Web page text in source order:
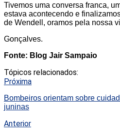
Tivemos uma conversa franca,
estava acontecendo e
de Wendell, oramos pela nossa
Gonçalves.
Fonte: Blog Jair Sampaio
Tópicos relacionados:
Próxima
Bombeiros orientam sobre
juninas
Anterior